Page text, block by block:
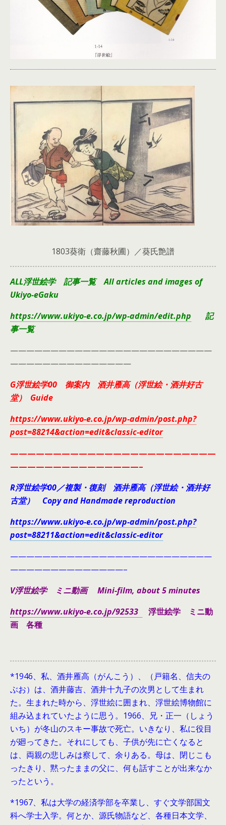
1803葵衛（齋藤秋圃）／葵氏艶譜
ALL浮世絵学 記事一覧 All articles and images of
Ukiyo-eGaku
https://www.ukiyo-e.co.jp/wp-admin/edit.php 記
事一覧
—————————————————————————
———————————————
G浮世絵学00 御案内 酒井雁高（浮世絵・酒井好古
堂） Guide
https://www.ukiyo-e.co.jp/wp-admin/post.php?
post=88214&action=edit&classic-editor
————————————————————————
———————————————–
R浮世絵学00／複製・復刻 酒井雁高（浮世絵・酒井好
古堂） Copy and Handmade reproduction
https://www.ukiyo-e.co.jp/wp-admin/post.php?
post=88211&action=edit&classic-editor
—————————————————————————
——————————————–
V浮世絵学 ミニ動画 Mini-film, about 5 minutes
https://www.ukiyo-e.co.jp/92533
浮世絵学 ミニ動
画 各種
*1946、 私、酒井雁高（がんこう）、（戸籍名、信夫の
ぶお）は、酒井藤吉、酒井十九子の次男として生まれ
た。生まれた時から、浮世絵に囲まれ、浮世絵博物館に
組み込まれていたように思う。1966、兄・正一（しょう
いち）が冬山のスキー事故で死亡。いきなり、私に役目
が廻ってきた。それにしても、子供が先に亡くなると
は、両親の悲しみは察して、余りある。母は、閉じこも
ったきり、黙ったままの父に、何も話すことが出来なか
ったという。
*1967、私は大学の経済学部を卒業し、すぐ文学部国文
科へ学士入学。何とか、源氏物語など、各種日本文学、